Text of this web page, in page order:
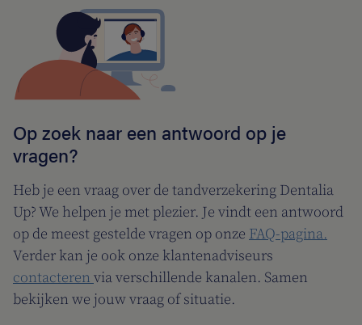
Op zoek naar een antwoord op je
vragen?
Heb je een vraag over de tandverzekering Dentalia
Up? We helpen je met plezier. Je vindt een antwoord
op de meest gestelde vragen op onze FAQ-pagina.
Verder kan je ook onze klantenadviseurs
contacteren via verschillende kanalen. Samen
bekijken we jouw vraag of situatie.